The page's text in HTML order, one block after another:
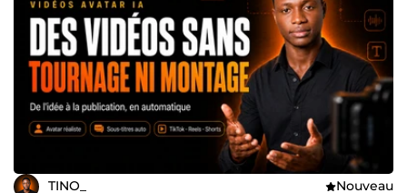
TINO_ Nouveau